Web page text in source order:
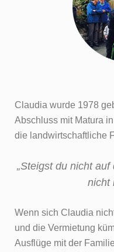
Claudia wurde 1978
Abschluss mit Matura
die landwirtschaftliche
„Steigst du nicht
nicht
Wenn sich Claudia
und die Vermietung
Ausflüge mit der